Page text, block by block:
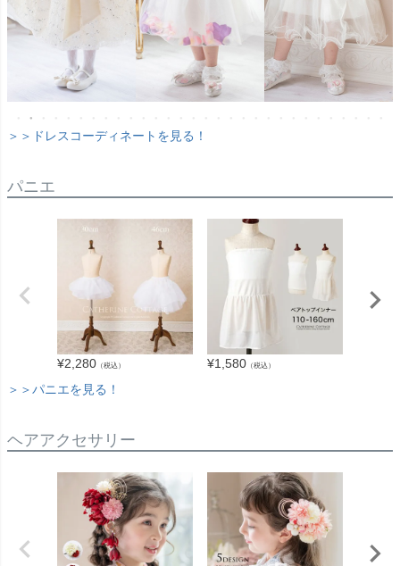
＞＞ドレスコーディネートを見る！
パニエ
¥2,280 （税込） ¥1,580 （税込）
＞＞パニエを見る！
ヘアアクセサリー